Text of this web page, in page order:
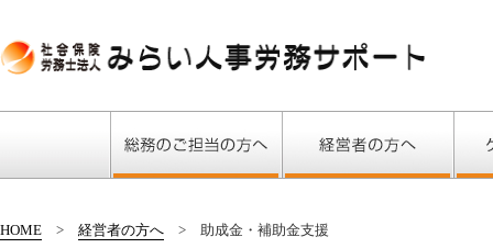
HOME 経営者の方へ 助成金・補助金支援